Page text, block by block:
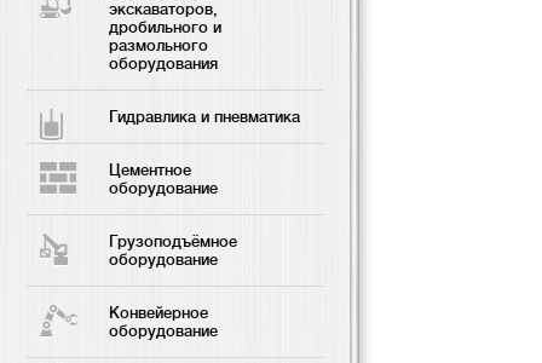
экскаваторов,
дробильного и
размольного
оборудования
Гидравлика и пневматика
Цементное
оборудование
Грузоподъёмное
оборудование
Конвейерное
оборудование